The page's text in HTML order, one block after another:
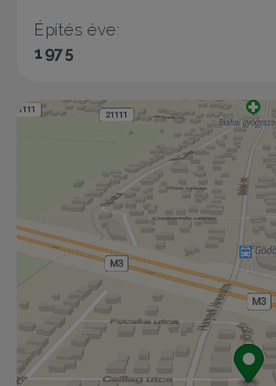
Építés éve:
1975